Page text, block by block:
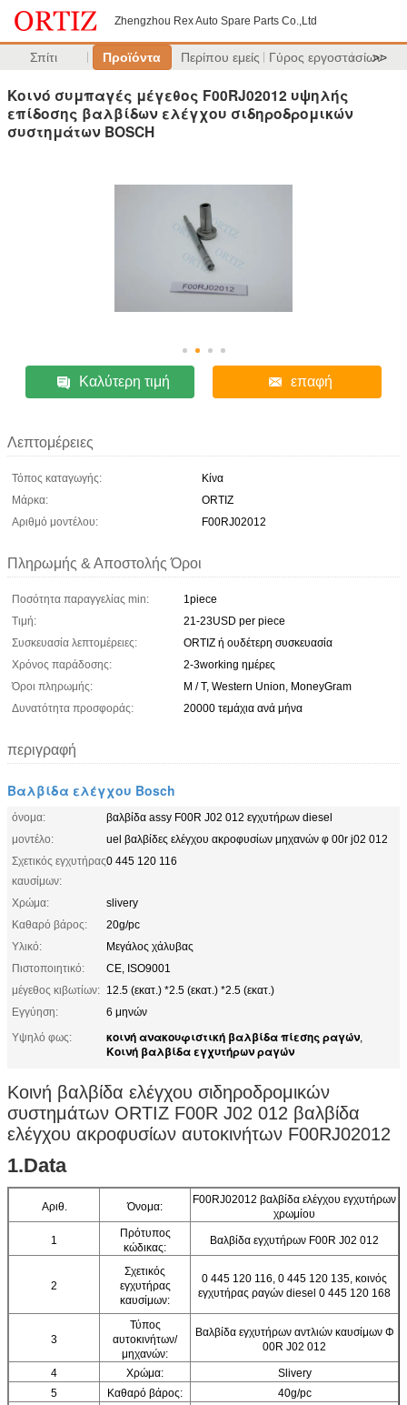
Zhengzhou Rex Auto Spare Parts Co.,Ltd
Σπίτι Προϊόντα Περίπου εμείς Γύρος εργοστασίων
>>
Κοινό συμπαγές μέγεθος F00RJ02012 υψηλής
επίδοσης βαλβίδων ελέγχου σιδηροδρομικών
συστημάτων BOSCH
Καλύτερη τιμή επαφή
Λεπτομέρειες
Τόπος καταγωγής:
Κίνα
Μάρκα:
ORTIZ
Αριθμό μοντέλου:
F00RJ02012
Πληρωμής & Αποστολής Όροι
Ποσότητα παραγγελίας min:
1piece
Τιμή:
21-23USD per piece
Συσκευασία λεπτομέρειες:
ORTIZ ή ουδέτερη συσκευασία
Χρόνος παράδοσης:
2-3working ημέρες
Όροι πληρωμής:
Μ / Τ, Western Union, MoneyGram
Δυνατότητα προσφοράς:
20000 τεμάχια ανά μήνα
περιγραφή
Βαλβίδα ελέγχου Bosch
όνομα:
βαλβίδα assy F00R J02 012 εγχυτήρων diesel
μοντέλο:
uel βαλβίδες ελέγχου ακροφυσίων μηχανών φ 00r j02 012
Σχετικός εγχυτήρας
καυσίμων:
0 445 120 116
Χρώμα:
slivery
Καθαρό βάρος:
20g/pc
Υλικό:
Μεγάλος χάλυβας
Πιστοποιητικό:
CE, ISO9001
μέγεθος κιβωτίων: 12.5 (εκατ.) *2.5 (εκατ.) *2.5 (εκατ.)
Εγγύηση:
6 μηνών
Υψηλό φως:
κοινή ανακουφιστική βαλβίδα πίεσης ραγών,
Κοινή βαλβίδα εγχυτήρων ραγών
Κοινή βαλβίδα ελέγχου σιδηροδρομικών
συστημάτων ORTIZ F00R J02 012 βαλβίδα
ελέγχου ακροφυσίων αυτοκινήτων F00RJ02012
1.Data
Αριθ. Όνομα:
F00RJ02012 βαλβίδα ελέγχου εγχυτήρων
χρωμίου
1
Πρότυπος
κώδικας:
Βαλβίδα εγχυτήρων F00R J02 012
2
Σχετικός
εγχυτήρας
καυσίμων:
0 445 120 116, 0 445 120 135, κοινός
εγχυτήρας ραγών diesel 0 445 120 168
3
Τύπος
αυτοκινήτων/
μηχανών:
Βαλβίδα εγχυτήρων αντλιών καυσίμων Φ
00R J02 012
4 Χρώμα:
Slivery
5
Καθαρό βάρος: 40g/pc